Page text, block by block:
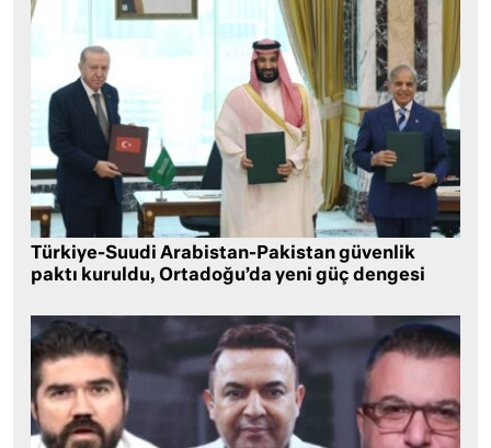
Türkiye-Suudi Arabistan-Pakistan güvenlik
paktı kuruldu, Ortadoğu’da yeni güç dengesi